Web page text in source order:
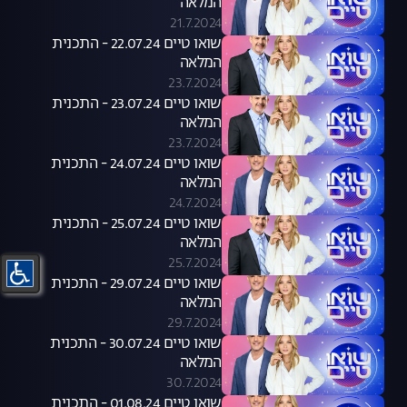
21.7.2024
שואו טיים 22.07.24 - התכנית
המלאה
23.7.2024
שואו טיים 23.07.24 - התכנית
המלאה
23.7.2024
שואו טיים 24.07.24 - התכנית
המלאה
24.7.2024
שואו טיים 25.07.24 - התכנית
המלאה
25.7.2024
שואו טיים 29.07.24 - התכנית
המלאה
29.7.2024
שואו טיים 30.07.24 - התכנית
המלאה
30.7.2024